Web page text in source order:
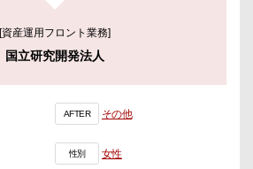
[資産運用フロント業務]
国立研究開発法人
AFTER その他
性別 女性